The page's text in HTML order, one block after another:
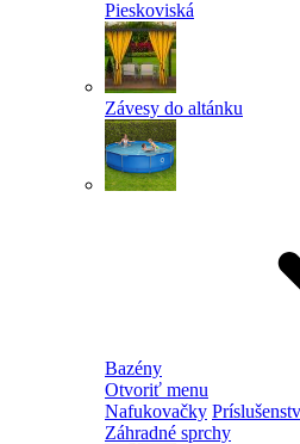
Pieskoviská
Závesy do altánku
Bazény
Otvoriť menu
Nafukovačky
Záhradné sprchy